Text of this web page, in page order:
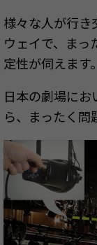
様々な人が行き
ウェイで、まっ
定性が伺えます。
日本の劇場に
ら、まったく問